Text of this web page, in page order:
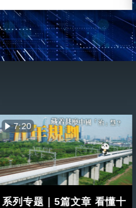
7:20
系列专题｜5篇文章 看懂十